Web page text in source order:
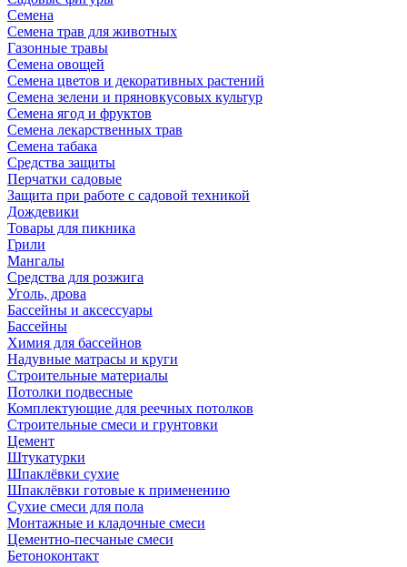
Семена
Семена трав для животных
Газонные травы
Семена овощей
Семена цветов и декоративных растений
Семена зелени и пряновкусовых культур
Семена ягод и фруктов
Семена лекарственных трав
Семена табака
Средства защиты
Перчатки садовые
Защита при работе с садовой техникой
Дождевики
Товары для пикника
Грили
Мангалы
Средства для розжига
Уголь, дрова
Бассейны и аксессуары
Бассейны
Химия для бассейнов
Надувные матрасы и круги
Строительные материалы
Потолки подвесные
Комплектующие для реечных потолков
Строительные смеси и грунтовки
Цемент
Штукатурки
Шпаклёвки сухие
Шпаклёвки готовые к применению
Сухие смеси для пола
Монтажные и кладочные смеси
Цементно-песчаные смеси
Бетоноконтакт